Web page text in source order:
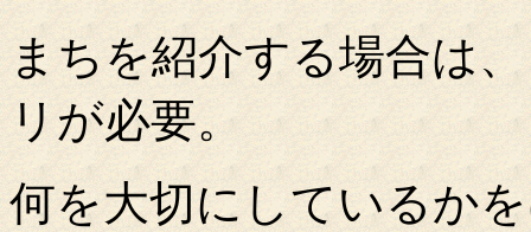
まちを紹介する場合は
リが必要。
何を大切にしているか